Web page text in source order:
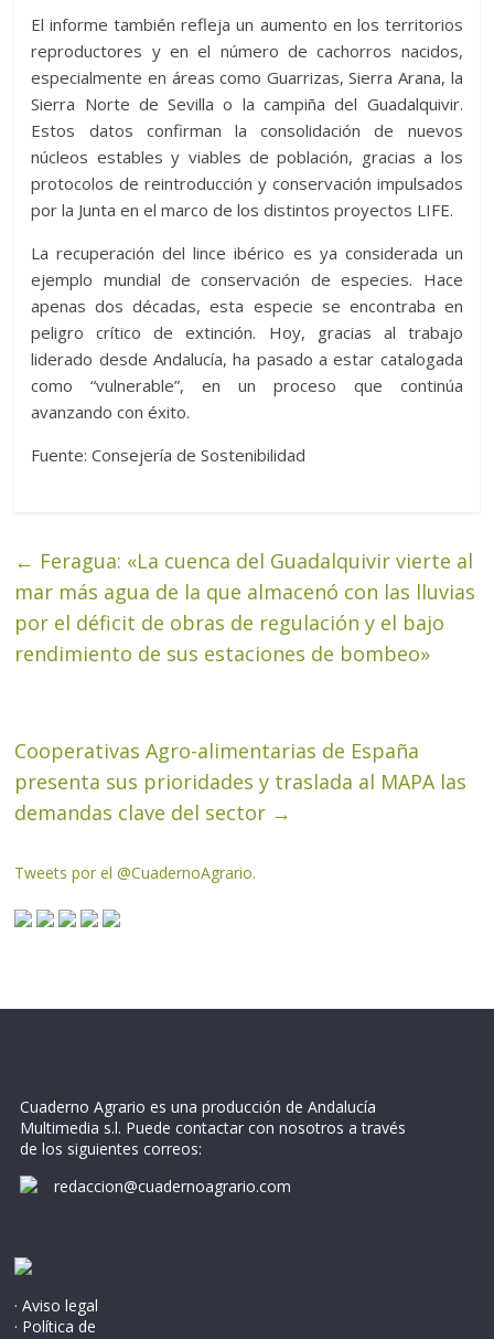
El informe también refleja un aumento en los territorios
reproductores y en el número de cachorros nacidos,
especialmente en áreas como Guarrizas, Sierra Arana, la
Sierra Norte de Sevilla o la campiña del Guadalquivir.
Estos datos confirman la consolidación de nuevos
núcleos estables y viables de población, gracias a los
protocolos de reintroducción y conservación impulsados
por la Junta en el marco de los distintos proyectos LIFE.
La recuperación del lince ibérico es ya considerada un
ejemplo mundial de conservación de especies. Hace
apenas dos décadas, esta especie se encontraba en
peligro crítico de extinción. Hoy, gracias al trabajo
liderado desde Andalucía, ha pasado a estar catalogada
como “vulnerable”, en un proceso que continúa
avanzando con éxito.
Fuente: Consejería de Sostenibilidad
← Feragua: «La cuenca del Guadalquivir vierte al
mar más agua de la que almacenó con las lluvias
por el déficit de obras de regulación y el bajo
rendimiento de sus estaciones de bombeo»
Cooperativas Agro-alimentarias de España
presenta sus prioridades y traslada al MAPA las
demandas clave del sector →
Tweets por el @CuadernoAgrario.
Cuaderno Agrario es una producción de Andalucía
Multimedia s.l. Puede contactar con nosotros a través
de los siguientes correos:
redaccion@cuadernoagrario.com
· Aviso legal
· Política de